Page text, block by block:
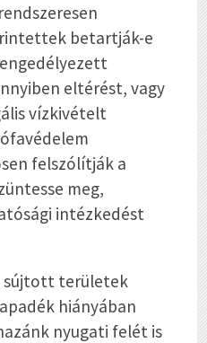
betartják-e
eltérést, vagy
vízkivételt
felszólítják a
meg,
intézkedést
sújtott területek
hiányában
nyugati felét is